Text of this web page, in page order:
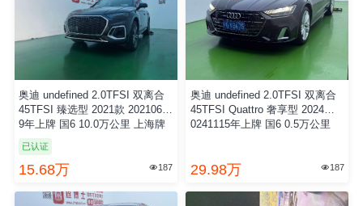
奥迪 undefined 2.0TFSI 双离合
45TFSI 臻选型 2021款 2021060
9年上牌 国6 10.0万公里 上海牌
已认证
15.68万  187
奥迪 undefined 2.0TFSI 双离合
45TFSI Quattro 奢享型 2024款 2
0241115年上牌 国6 0.5万公里
29.98万  187